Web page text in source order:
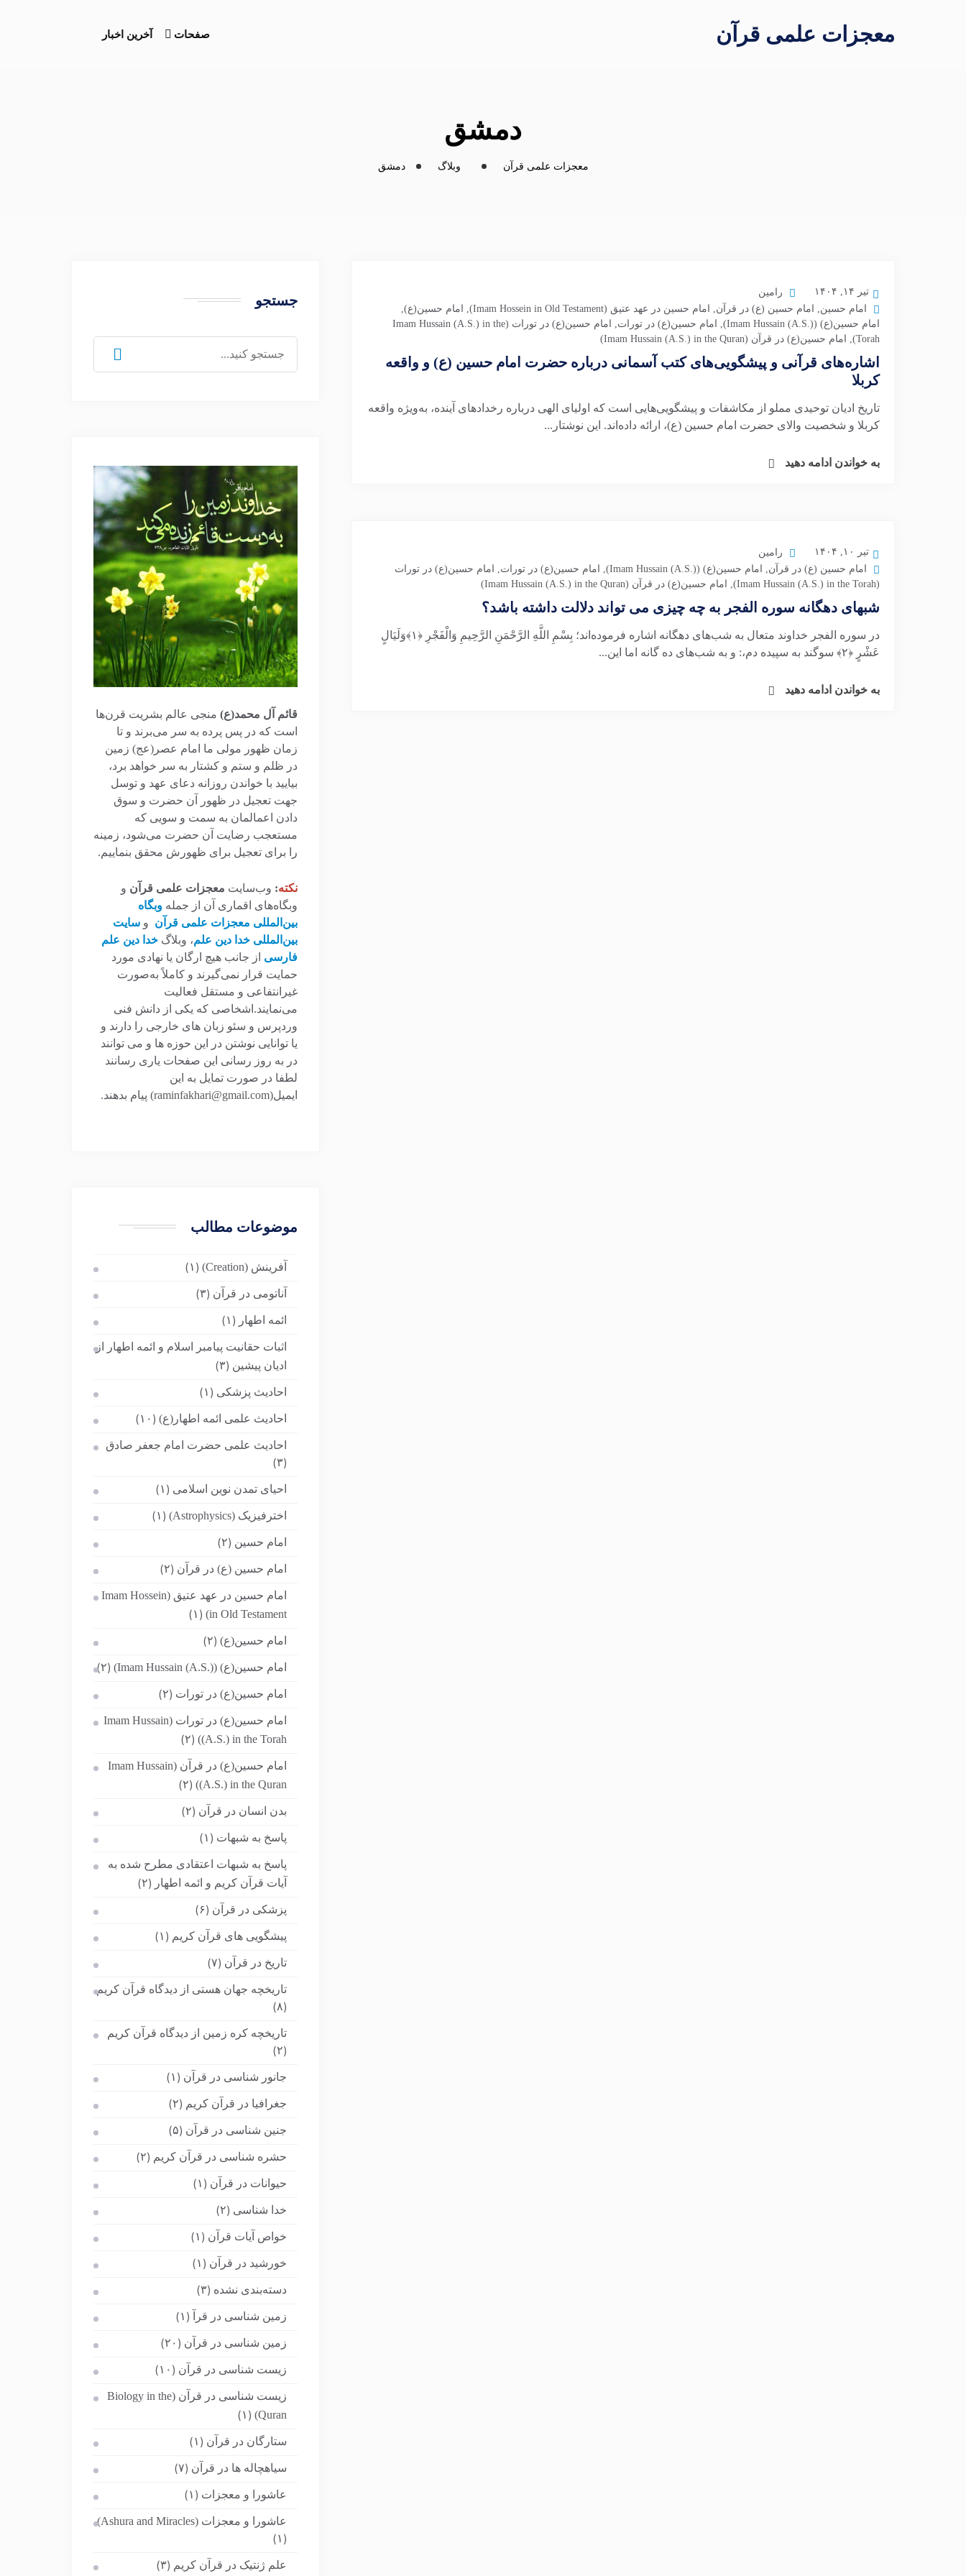
معجزات علمی قرآن صفحات آخرین اخبار
دمشق
معجزات علمی قرآن وبلاگ دمشق
تیر ۱۴, ۱۴۰۴
رامین
امام حسین, امام حسین (ع) در قرآن, امام حسین در عهد عتیق (Imam Hossein in Old Testament) , امام حسین(ع),
امام حسین(ع) (Imam Hussain (A.S.))
, امام حسین(ع) در تورات,
امام حسین(ع) در تورات (Imam Hussain (A.S.) in the
Torah)
, امام حسین(ع) در قرآن (Imam Hussain (A.S.) in the Quran)
اشاره‌های قرآنی و پیشگویی‌های کتب آسمانی درباره حضرت امام حسین (ع) و واقعه
کربلا
تاریخ ادیان توحیدی مملو از مکاشفات و پیشگویی‌هایی است که اولیای الهی درباره رخدادهای آینده، به‌ویژه واقعه
کربلا و شخصیت والای حضرت امام حسین (ع)، ارائه داده‌اند. این نوشتار...
به خواندن ادامه دهید
تیر ۱۰, ۱۴۰۴
رامین
امام حسین (ع) در قرآن, امام حسین(ع) (Imam Hussain (A.S.)) , امام حسین(ع) در تورات,
امام حسین(ع) در تورات
(Imam Hussain (A.S.) in the Torah)
, امام حسین(ع) در قرآن (Imam Hussain (A.S.) in the Quran)
شبهای دهگانه سوره الفجر به چه چیزی می تواند دلالت داشته باشد؟
در سوره الفجر خداوند متعال به شب‌های دهگانه اشاره فرموده‌اند؛ بِسْمِ اللَّهِ الرَّحْمَنِ الرَّحِیمِ وَالْفَجْرِ ﴿۱﴾وَلَیَالٍ
عَشْرٍ ﴿۲﴾ سوگند به سپیده دم،: و به شب‌های ده گانه اما این...
به خواندن ادامه دهید
جستجو
برای:
قائم آل محمد(ع) منجی عالم بشریت قرن‌ها
است که در پس پرده به سر می‌برند و تا
زمان ظهور مولی ما امام عصر(عج) زمین
در ظلم و ستم و کشتار به سر خواهد برد،
بیایید با خواندن روزانه دعای عهد و توسل
جهت تعجیل در ظهور آن حضرت و سوق
دادن اعمالمان به سمت و سویی که
مستعجب رضایت آن حضرت می‌شود، زمینه
را برای تعجیل برای ظهورش محقق بنماییم.
نکته: وب‌سایت معجزات علمی قرآن و
وبگاه‌های اقماری آن از جمله وبگاه
بین‌المللی معجزات علمی قرآن و سایت
بین‌المللی خدا دین علم، وبلاگ خدا دین علم
فارسی از جانب هیچ ارگان یا نهادی مورد
حمایت قرار نمی‌گیرند و کاملاً به‌صورت
غیرانتفاعی و مستقل فعالیت
می‌نمایند.اشخاصی که یکی از دانش فنی
وردپرس و سئو زبان های خارجی را دارند و
یا توانایی نوشتن در این حوزه ها و می توانند
در به روز رسانی این صفحات یاری رسانند
لطفا در صورت تمایل به این
ایمیل(raminfakhari@gmail.com) پیام بدهند.
موضوعات مطالب
آفرینش (Creation) (۱)
آناتومی در قرآن (۳)
ائمه اطهار (۱)
اثبات حقانیت پیامبر اسلام و ائمه اطهار از
ادیان پیشین (۳)
احادیث پزشکی (۱)
احادیث علمی ائمه اطهار(ع) (۱۰)
احادیث علمی حضرت امام جعفر صادق
(۳)
احیای تمدن نوین اسلامی (۱)
اخترفیزیک (Astrophysics) (۱)
امام حسین (۲)
امام حسین (ع) در قرآن (۲)
امام حسین در عهد عتیق (Imam Hossein
in Old Testament)
(۱)
امام حسین(ع) (۲)
امام حسین(ع) (Imam Hussain (A.S.)) (۲)
امام حسین(ع) در تورات (۲)
امام حسین(ع) در تورات (Imam Hussain
(A.S.) in the Torah)
(۲)
امام حسین(ع) در قرآن (Imam Hussain
(A.S.) in the Quran)
(۲)
بدن انسان در قرآن (۲)
پاسخ به شبهات (۱)
پاسخ به شبهات اعتقادی مطرح شده به
آیات قرآن کریم و ائمه اطهار
(۲)
پزشکی در قرآن (۶)
پیشگویی های قرآن کریم (۱)
تاریخ در قرآن (۷)
تاریخچه جهان هستی از دیدگاه قرآن کریم
(۸)
تاریخچه کره زمین از دیدگاه قرآن کریم
(۲)
جانور شناسی در قرآن (۱)
جغرافیا در قرآن کریم (۲)
جنین شناسی در قرآن (۵)
حشره شناسی در قرآن کریم (۲)
حیوانات در قرآن (۱)
خدا شناسی (۲)
خواص آیات قرآن (۱)
خورشید در قرآن (۱)
دسته‌بندی نشده (۳)
زمین شناسی در قرآ (۱)
زمین شناسی در قرآن (۲۰)
زیست شناسی در قرآن (۱۰)
زیست شناسی در قرآن (Biology in the
Quran)
(۱)
ستارگان در قرآن (۱)
سیاهچاله ها در قرآن (۷)
عاشورا و معجزات (۱)
عاشورا و معجزات (Ashura and Miracles)
(۱)
علم ژنتیک در قرآن کریم (۳)